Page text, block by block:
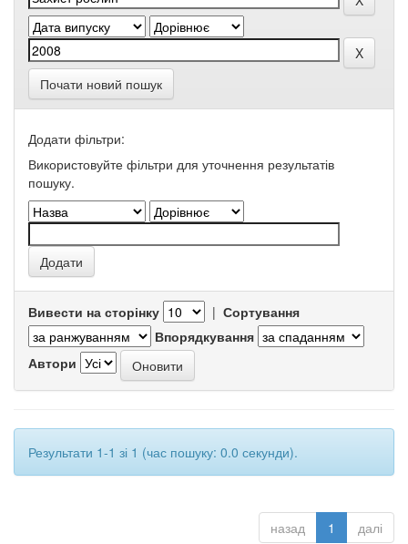
Почати новий пошук
Додати фільтри:
Використовуйте фільтри для уточнення результатів
пошуку.
Вивести на сторінку | Сортування
Впорядкування
Автори
Результати 1-1 зі 1 (час пошуку: 0.0 секунди).
назад 1 далі